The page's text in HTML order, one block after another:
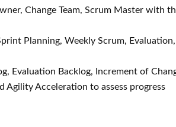
Change Team, Scrum Master with
Planning, Weekly Scrum,
Evaluation Backlog, Increment of
Agility Acceleration to assess progress